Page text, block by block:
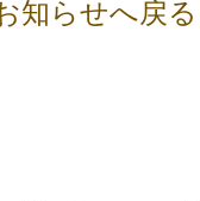
知らせへ戻る